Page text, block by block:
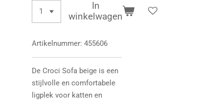
In
winkelwagen
Artikelnummer: 455606
De Croci Sofa beige is een
stijlvolle en comfortabele
ligplek voor katten en